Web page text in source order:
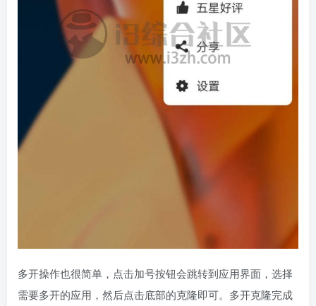
多开操作也很简单，点击加号按钮会跳转到应用界面，选择
需要多开的应用，然后点击底部的克隆即可。多开克隆完成